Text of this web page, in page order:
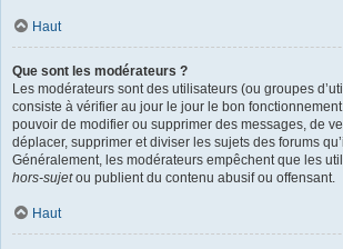
Haut
Que sont les modérateurs ?
Les modérateurs sont des utilisateurs (ou groupes
consiste à vérifier au jour le jour le bon
pouvoir de modifier ou supprimer des messages, de
déplacer, supprimer et diviser les sujets des forums
Généralement, les modérateurs empêchent que les
hors-sujetou publient du contenu abusif ou offensant.
Haut